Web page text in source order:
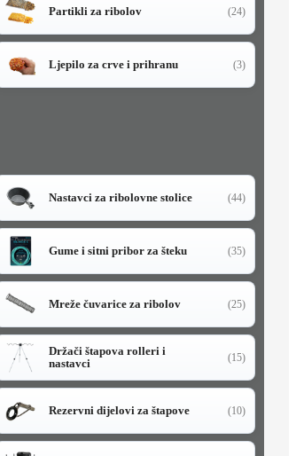
Partikli za ribolov (24)
Ljepilo za crve i prihranu (3)
Nastavci za ribolovne stolice (44)
Gume i sitni pribor za šteku (35)
Mreže čuvarice za ribolov (25)
Držači štapova rolleri i
nastavci
(15)
Rezervni dijelovi za štapove (10)